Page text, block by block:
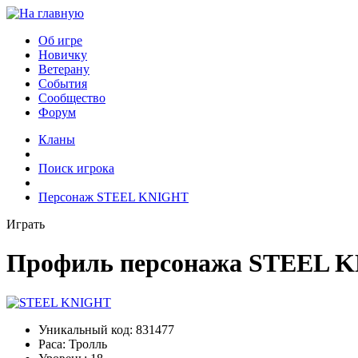
Об игре
Новичку
Ветерану
События
Сообщество
Форум
Кланы
Поиск игрока
Персонаж STEEL KNIGHT
Играть
Профиль персонажа STEEL
Уникальный код: 831477
Раса: Тролль